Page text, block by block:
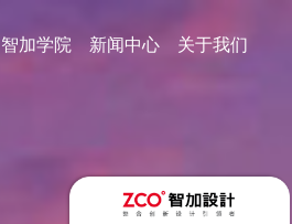
智加学院 新闻中心 关于我们